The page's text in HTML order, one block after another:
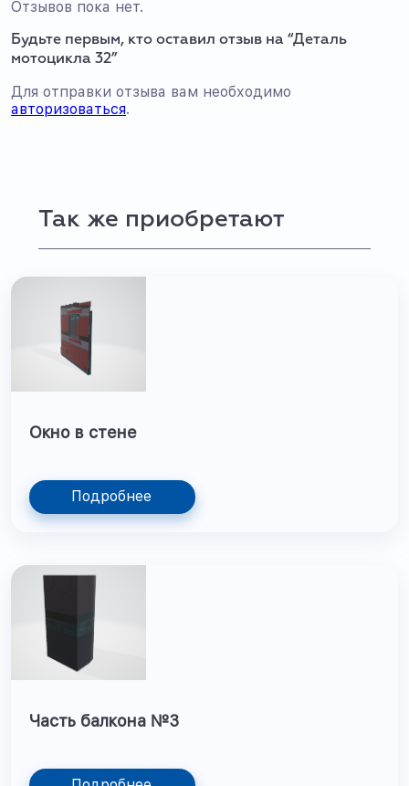
Отзывов пока нет.
Будьте первым, кто оставил отзыв на “Деталь
мотоцикла 32”
Для отправки отзыва вам необходимо
авторизоваться.
Так же приобретают
Окно в стене
Подробнее
Часть балкона №3